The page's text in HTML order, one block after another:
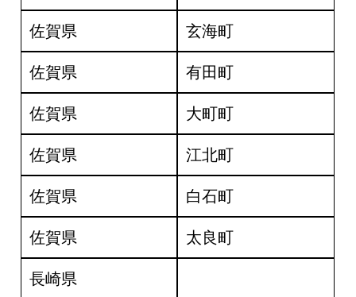
佐賀県 玄海町
佐賀県 有田町
佐賀県 大町町
佐賀県 江北町
佐賀県 白石町
佐賀県 太良町
長崎県